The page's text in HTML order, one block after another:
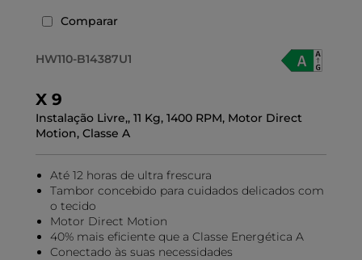
Comparar
HW110-B14387U1
X 9
Instalação Livre,, 11 Kg, 1400 RPM, Motor Direct
Motion, Classe A
Até 12 horas de ultra frescura
Tambor concebido para cuidados delicados com
o tecido
Motor Direct Motion
40% mais eficiente que a Classe Energética A
Conectado às suas necessidades